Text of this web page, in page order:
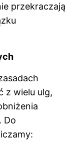
przekraczają
z wielu ulg,
Do